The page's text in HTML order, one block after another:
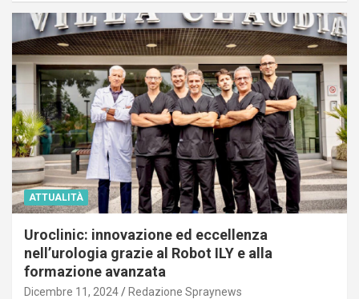
ATTUALITÀ
Uroclinic: innovazione ed eccellenza
nell’urologia grazie al Robot ILY e alla
formazione avanzata
Dicembre 11, 2024 Redazione Spraynews